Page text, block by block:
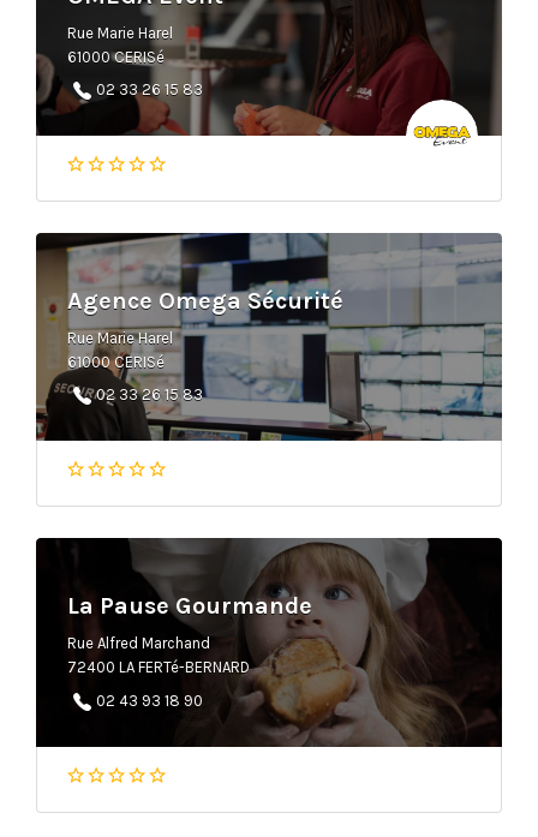
Rue Marie Harel
61000 CERISé
02 33 26 15 83
Agence Omega Sécurité
Rue Marie Harel
61000 CERISé
02 33 26 15 83
La Pause Gourmande
Rue Alfred Marchand
72400 LA FERTé-BERNARD
02 43 93 18 90